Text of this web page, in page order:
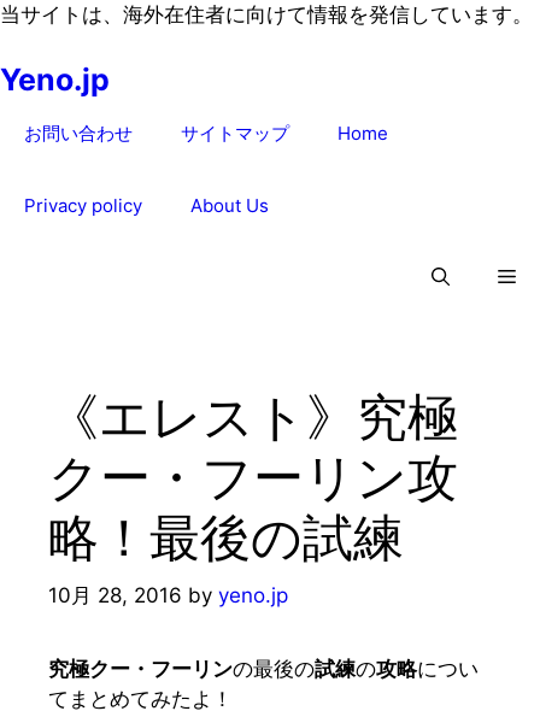
コ
テ
当サイトは、海外在住者に向けて情報を発信しています。
Yeno.jp
お問い合わせ サイトマップ Home
Privacy policy About Us
《エレスト》究極
クー・フーリン攻
略！最後の試練
10月 28, 2016 by yeno.jp
究極クー・フーリンの最後の試練の攻略につい
てまとめてみたよ！